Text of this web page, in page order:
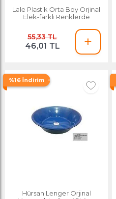
Lale Plastik Orta Boy Orjinal
Elek-farklı Renklerde
55,33 TL
46,01 TL
%16 İndirim
Hürsan Lenger Orjinal